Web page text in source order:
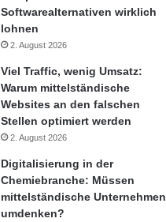
Softwarealternativen wirklich
lohnen
2. August 2026
Viel Traffic, wenig Umsatz:
Warum mittelständische
Websites an den falschen
Stellen optimiert werden
2. August 2026
Digitalisierung in der
Chemiebranche: Müssen
mittelständische Unternehmen
umdenken?